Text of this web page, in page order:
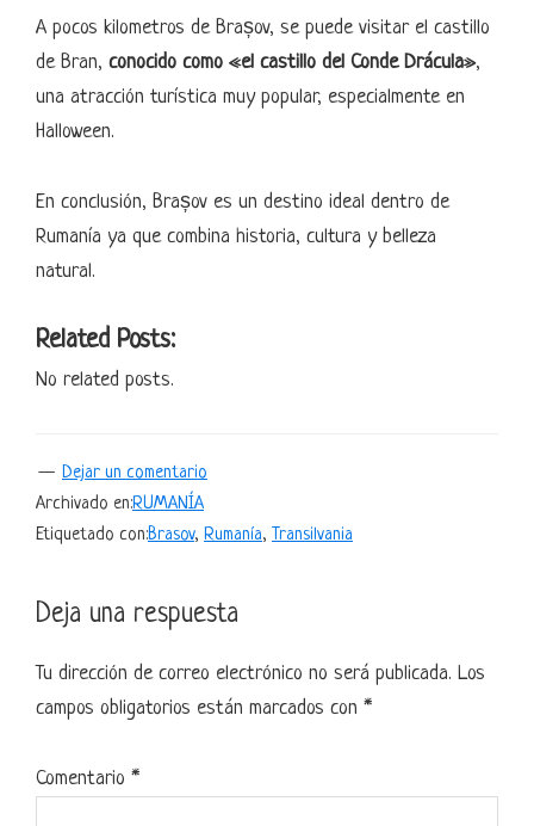
A pocos kilometros de Brașov, se puede visitar el castillo
de Bran, conocido como «el castillo del Conde Drácula»,
una atracción turística muy popular, especialmente en
Halloween.
En conclusión, Brașov es un destino ideal dentro de
Rumanía ya que combina historia, cultura y belleza
natural.
Related Posts:
No related posts.
Dejar un comentario
Archivado en:RUMANÍA
Etiquetado con:Brasov, Rumanía, Transilvania
Interacciones
con
los
lectores
Deja una respuesta
Tu dirección de correo electrónico no será publicada. Los
campos obligatorios están marcados con *
Comentario *